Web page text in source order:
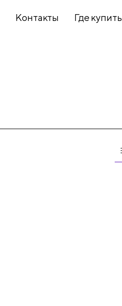
Контакты Где купить